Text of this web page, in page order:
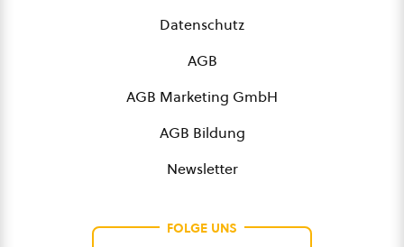
Datenschutz
AGB
AGB Marketing GmbH
AGB Bildung
Newsletter
FOLGE UNS